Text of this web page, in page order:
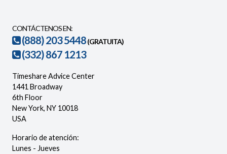
CONTÁCTENOS EN:
(888) 203 5448(GRATUITA)
(332) 867 1213
Timeshare Advice Center
1441 Broadway
6th Floor
New York, NY 10018
USA
Horario de atención:
Lunes - Jueves